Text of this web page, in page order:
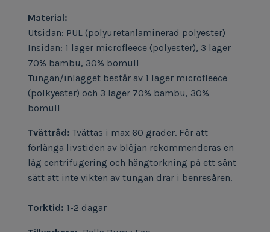
Material:
Utsidan: PUL (polyuretanlaminerad polyester)
Insidan: 1 lager microfleece (polyester), 3 lager
70% bambu, 30% bomull
Tungan/inlägget består av 1 lager microfleece
(polkyester) och 3 lager 70% bambu, 30%
bomull
Tvättråd: Tvättas i max 60 grader. För att
förlänga livstiden av blöjan rekommenderas en
låg centrifugering och hängtorkning på ett sånt
sätt att inte vikten av tungan drar i benresåren.
Torktid: 1-2 dagar